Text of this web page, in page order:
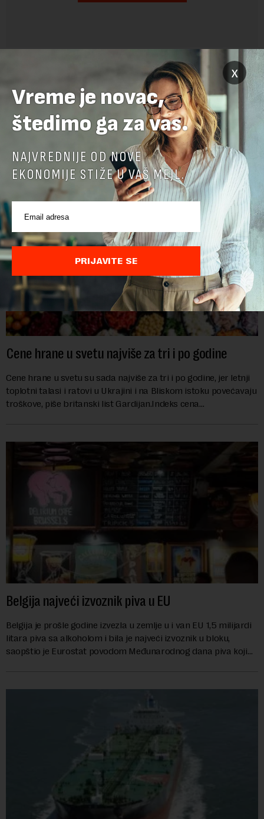
POVEZANI SADRŽAJI
Cene hrane u svetu najviše za tri i po godine
Cene hrane u svetu su sada najviše za tri i po godine, jer letnji
toplotni talasi i ratovi u Ukrajini i na Bliskom istoku povećavaju
troškove, piše britanski list Gardijan.Indeks cena
Belgija najveći izvoznik piva u EU
Belgija je prošle godine izvezla u zemlje u i van EU 1,5 milijardi
litara piva sa alkoholom i bila je najveći izvoznik u bloku,
saopštio je Eurostat povodom Međunarodnog dana piva koji
x
Vreme je novac,
štedimo ga za vas.
NAJVREDNIJE OD NOVE
EKONOMIJE STIŽE U VAŠ MEJL.
PRIJAVITE SE